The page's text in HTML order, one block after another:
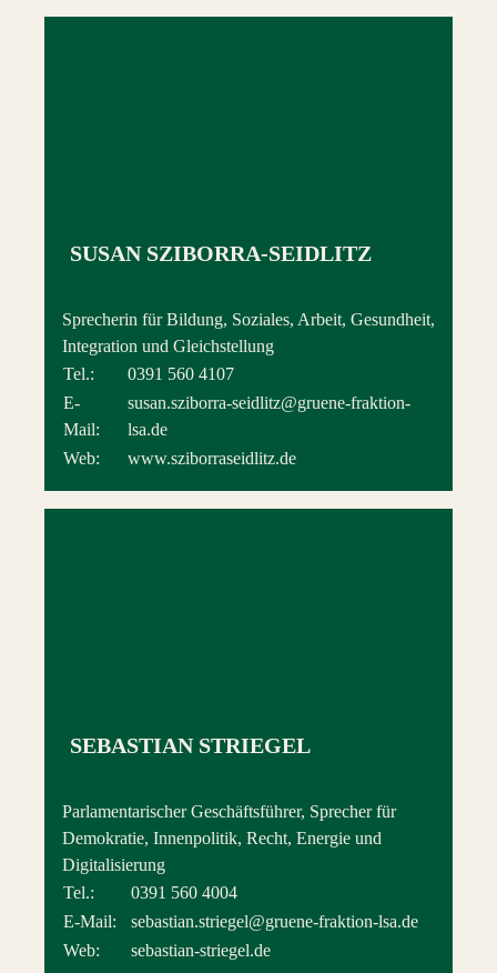
SUSAN SZIBORRA-SEIDLITZ
Sprecherin für Bildung, Soziales, Arbeit, Gesundheit,
Integration und Gleichstellung
Tel.:
0391 560 4107
E-
Mail:
susan.sziborra-seidlitz@gruene-fraktion-
lsa.de
Web:
www.sziborraseidlitz.de
SEBASTIAN STRIEGEL
Parlamentarischer Geschäftsführer, Sprecher für
Demokratie, Innenpolitik, Recht, Energie und
Digitalisierung
Tel.:
0391 560 4004
E-Mail:
sebastian.striegel@gruene-fraktion-lsa.de
Web:
sebastian-striegel.de